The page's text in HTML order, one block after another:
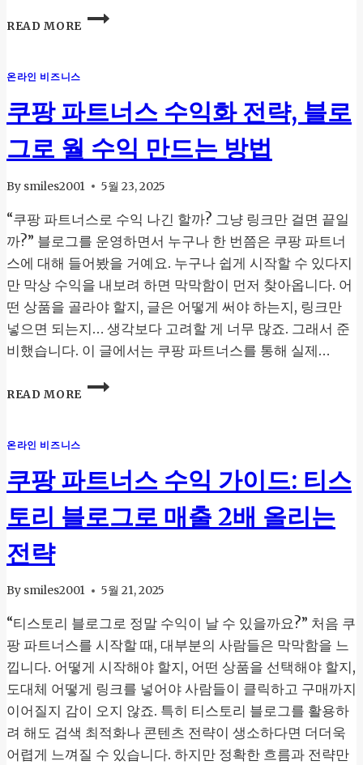
선
READ MORE
제
성
공
례
석:
익
구
부
터
전
략
키
워
까
복
온라인 비즈니스
쿠팡 파트너스 수익화 전략, 블로
그로 월 수익 만드는 방법
By smiles2001 5월 23, 2025
“쿠팡 파트너스로 수익 나긴 할까? 그냥 링크만 걸면 끝일
까?” 블로그를 운영하면서 누구나 한 번쯤은 쿠팡 파트너
스에 대해 들어봤을 거예요. 누구나 쉽게 시작할 수 있다지
만 막상 수익을 내보려 하면 막막함이 먼저 찾아옵니다. 어
떤 상품을 골라야 할지, 글은 어떻게 써야 하는지, 링크만
넣으면 되는지… 생각보다 고려할 게 너무 많죠. 그래서 준
비했습니다. 이 글에서는 쿠팡 파트너스를 통해 실제…
READ MORE
쿠
스
수
화
로
로
월
수
익
만
드
방
법
온라인 비즈니스
쿠팡 파트너스 수익 가이드: 티스
토리 블로그로 매출 2배 올리는
전략
By smiles2001 5월 21, 2025
“티스토리 블로그로 정말 수익이 날 수 있을까요?” 처음 쿠
팡 파트너스를 시작할 때, 대부분의 사람들은 막막함을 느
낍니다. 어떻게 시작해야 할지, 어떤 상품을 선택해야 할지,
도대체 어떻게 링크를 넣어야 사람들이 클릭하고 구매까지
이어질지 감이 오지 않죠. 특히 티스토리 블로그를 활용하
려 해도 검색 최적화나 콘텐츠 전략이 생소하다면 더더욱
어렵게 느껴질 수 있습니다. 하지만 정확한 흐름과 전략만